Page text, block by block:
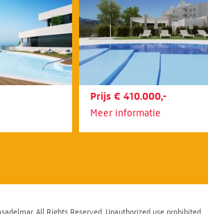
Prijs € 410.000,-
Meer informatie
All Rights Reserved. Unauthorized use prohibited.